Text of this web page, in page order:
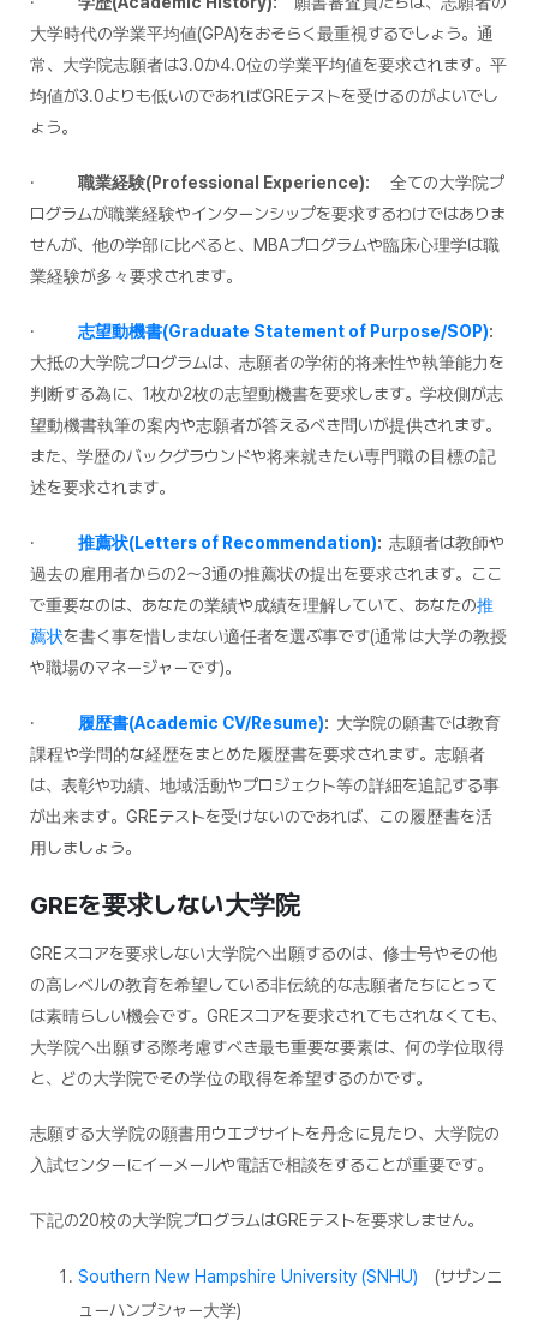
大学時代の学業平均値(GPA)をおそらく最重視するでしょう。通
常、大学院志願者は3.0か4.0位の学業平均値を要求されます。平
均値が3.0よりも低いのであればGREテストを受けるのがよいでし
ょう。
· 職業経験(Professional Experience):
全ての大学院プ
ログラムが職業経験やインターンシップを要求するわけではありま
せんが、他の学部に比べると、MBAプログラムや臨床心理学は職
業経験が多々要求されます。
· 志望動機書(Graduate Statement of Purpose/SOP):
大抵の大学院プログラムは、志願者の学術的将来性や執筆能力を
判断する為に、1枚か2枚の志望動機書を要求します。学校側が志
望動機書執筆の案内や志願者が答えるべき問いが提供されます。
また、学歴のバックグラウンドや将来就きたい専門職の目標の記
述を要求されます。
· 推薦状(Letters of Recommendation): 志願者は教師や
過去の雇用者からの2～3通の推薦状の提出を要求されます。ここ
で重要なのは、あなたの業績や成績を理解していて、あなたの推
薦状を書く事を惜しまない適任者を選ぶ事です(通常は大学の教授
や職場のマネージャーです)。
· 履歴書(Academic CV/Resume): 大学院の願書では教育
課程や学問的な経歴をまとめた履歴書を要求されます。志願者
は、表彰や功績、地域活動やプロジェクト等の詳細を追記する事
が出来ます。GREテストを受けないのであれば、この履歴書を活
用しましょう。
GREを要求しない大学院
GREスコアを要求しない大学院へ出願するのは、修士号やその他
の高レベルの教育を希望している非伝統的な志願者たちにとって
は素晴らしい機会です。GREスコアを要求されてもされなくても、
大学院へ出願する際考慮すべき最も重要な要素は、何の学位取得
と、どの大学院でその学位の取得を希望するのかです。
志願する大学院の願書用ウエブサイトを丹念に見たり、大学院の
入試センターにイーメールや電話で相談をすることが重要です。
下記の20校の大学院プログラムはGREテストを要求しません。
Southern New Hampshire University (SNHU) (サザンニ
ューハンプシャー大学)